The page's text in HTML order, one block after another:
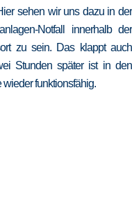
sehen wir uns dazu in der
Notfall innerhalb der
zu sein. Das klappt auch
Stunden später ist in den
funktionsfähig.